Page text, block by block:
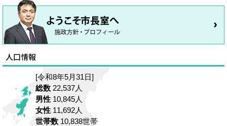
[令和8年5月31日]
総数 22,537人
男性 10,845人
女性 11,692人
世帯数 10,838世帯